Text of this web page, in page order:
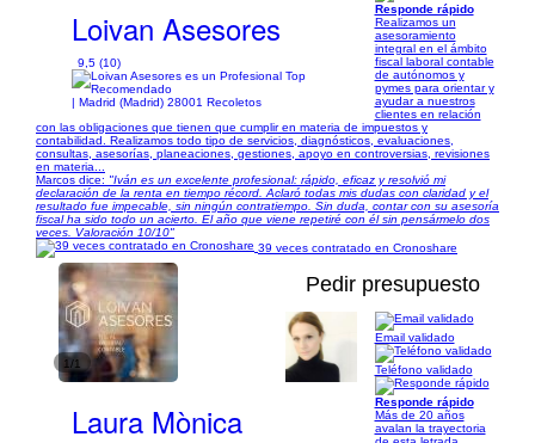
Loivan Asesores
9,5 (10)
| Madrid (Madrid) 28001 Recoletos
Responde rápido
Realizamos un
asesoramiento
integral en el ámbito
fiscal laboral contable
de autónomos y
pymes para orientar y
ayudar a nuestros
clientes en relación
con las obligaciones que tienen que cumplir en materia de impuestos y
contabilidad. Realizamos todo tipo de servicios, diagnósticos, evaluaciones,
consultas, asesorías, planeaciones, gestiones, apoyo en controversias, revisiones
en materia...
Marcos dice: "Iván es un excelente profesional: rápido, eficaz y resolvió mi
declaración de la renta en tiempo récord. Aclaró todas mis dudas con claridad y el
resultado fue impecable, sin ningún contratiempo. Sin duda, contar con su asesoría
fiscal ha sido todo un acierto. El año que viene repetiré con él sin pensármelo dos
veces. Valoración 10/10"
39 veces contratado en Cronoshare
1/1
Pedir presupuesto
Laura Mònica
Email validado
Teléfono validado
Responde rápido
Más de 20 años
avalan la trayectoria